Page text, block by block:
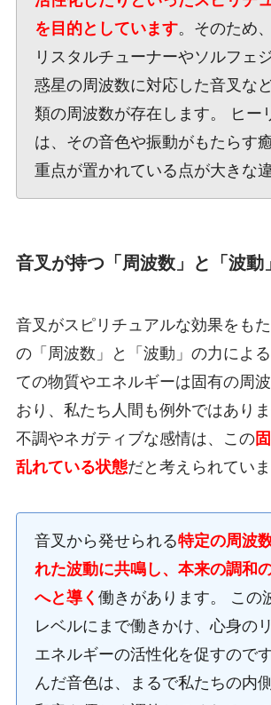
を目的としています。そのため
リスタルチューナーやソルフェ
惑星の周波数に対応した音叉な
類の周波数が存在します。 ヒー
は、その音色や振動がもたらす
重点が置かれている点が大きな違
音叉が持つ「周波数」と「波動
音叉がスピリチュアルな効果をも
の「周波数」と「波動」の力によ
ての物質やエネルギーは固有の周
おり、私たち人間も例外ではあり
不調やネガティブな感情は、この
乱れている状態だと考えられていま
音叉から発せられる特定の周波
れた波動に共鳴し、本来の調和
へと導く 働きがあります。 この
レベルにまで働きかけ、心身の
エネルギーの活性化を促すので
んだ音色は、まるで私たちの内